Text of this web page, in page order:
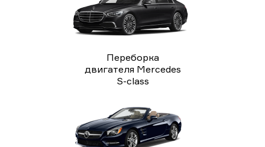
Переборка
двигателя Mercedes
S-class